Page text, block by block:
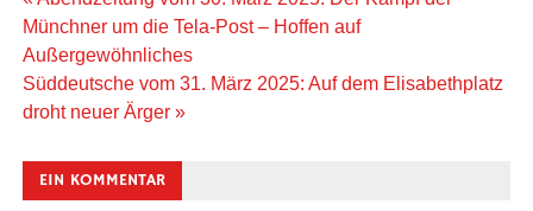
Münchner um die Tela-Post – Hoffen auf
Außergewöhnliches
Süddeutsche vom 31. März 2025: Auf dem Elisabethplatz
droht neuer Ärger »
EIN KOMMENTAR